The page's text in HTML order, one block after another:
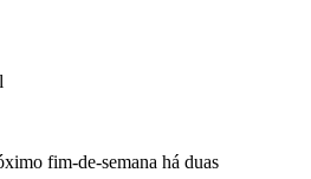
fim-de-semana há duas